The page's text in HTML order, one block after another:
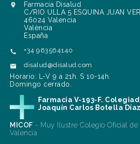

Farmacia Disalud
C/RIO ULLA 5 ESQUINA JUAN
46024 Valencia
València
España
 +34 963564140
 disalud@disalud.com
Horario: L-V 9 a 21h. S 10-14h.
Domingo cerrado.
Farmacia V-193-F.
Joaquín Carlos Botella
MICOF - Muy Ilustre Colegio Oficial de
Valencia